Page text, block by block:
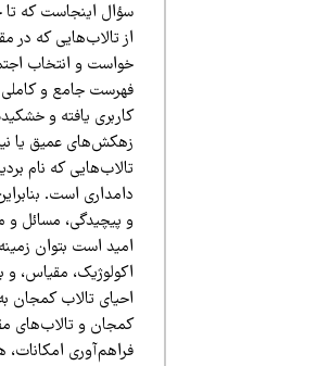
سؤال اینجاست که تا
از تالاب‌هایی که در
خواست و انتخاب
فهرست جامع و کاملی
کاربری یافته و
زهکش‌های عمیق یا
تالاب‌هایی که نام
دامداری است.
و پیچیدگی، مسائل و
امید است بتوان
اکولوژیک، مقیاس، و
احیای تالاب کمجان
کمجان و تالاب‌های
فراهم‌آوری